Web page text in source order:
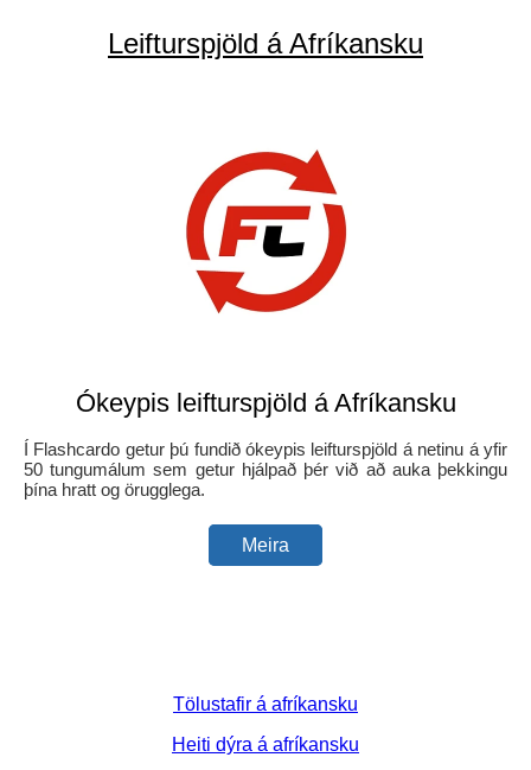
Leifturspjöld á Afríkansku
Ókeypis leifturspjöld á Afríkansku
Í Flashcardo getur þú fundið ókeypis leifturspjöld á netinu á yfir
50 tungumálum sem getur hjálpað þér við að auka þekkingu
þína hratt og örugglega.
Meira
Tölustafir á afríkansku
Heiti dýra á afríkansku